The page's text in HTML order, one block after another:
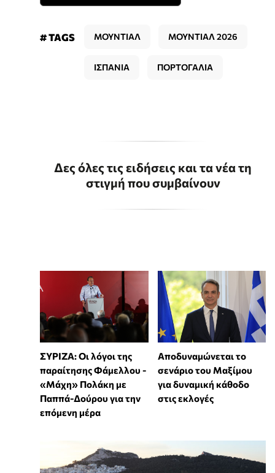
# TAGS ΜΟΥΝΤΙΑΛ ΜΟΥΝΤΙΑΛ 2026
ΙΣΠΑΝΙΑ ΠΟΡΤΟΓΑΛΙΑ
Δες όλες τις ειδήσεις και τα νέα τη
στιγμή που συμβαίνουν
ΣΥΡΙΖΑ: Οι λόγοι της
παραίτησης Φάμελλου -
«Μάχη» Πολάκη με
Παππά-Δούρου για την
επόμενη μέρα
Αποδυναμώνεται το
σενάριο του Μαξίμου
για δυναμική κάθοδο
στις εκλογές